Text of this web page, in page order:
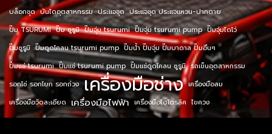
บล็อกชุด บันไดอุตสาหกรรม ประแจชุด ประแจชุด ประแจแหวน-ปากตาย
ปั๊ม TSURUMI ปั๊ม ซูรูมิ ปั๊มจุ่ม tsurumi ปั๊มจุ่ม tsurumi pump ปั๊มจุ่มไดโว่
ปั๊มซูรูมิ ปั๊มดูดโคลน tsurumi pump ปั๊มน้ำ ปั๊มจุ่ม ปั๊มบาดาล ปั๊มอื่นๆ
ปั๊มแช่ tsurumi ปั๊มแช่ tsurumi pump ปั๊มแช่ดูดโคลน ซูรูมิ รถเข็นอุตสาหกรรม
รอกโซ่ รอกโยก รอกถ่วง เครื่องมือช่าง เครื่องมือลม
เครื่องมือวัดละเอียด เครื่องมือไฟฟ้า เครื่องมือไฮโดรลิค ไขควง